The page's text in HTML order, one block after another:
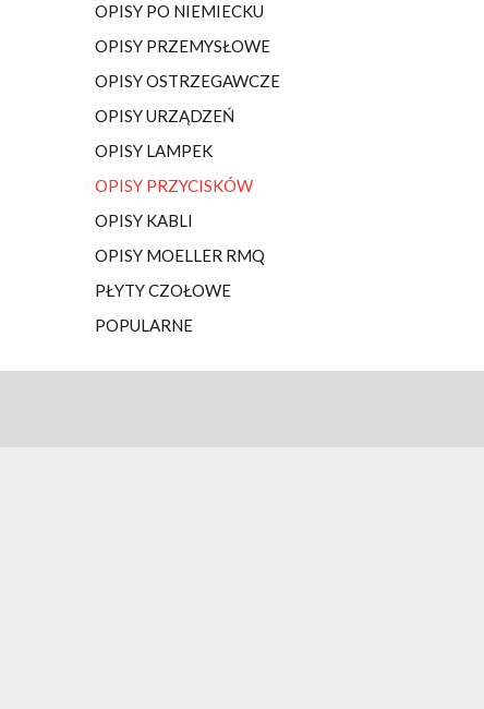
OPISY PO NIEMIECKU
OPISY PRZEMYSŁOWE
OPISY OSTRZEGAWCZE
OPISY URZĄDZEŃ
OPISY LAMPEK
OPISY PRZYCISKÓW
OPISY KABLI
OPISY MOELLER RMQ
PŁYTY CZOŁOWE
POPULARNE